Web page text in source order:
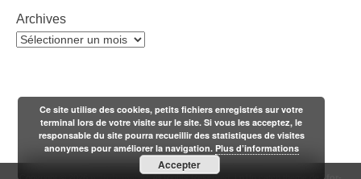
Archives
Archives
Ce site utilise des cookies, petits fichiers enregistrés sur votre
terminal lors de votre visite sur le site. Si vous les acceptez, le
responsable du site pourra recueillir des statistiques de visites
anonymes pour améliorer la navigation. Plus d’informations
Accepter